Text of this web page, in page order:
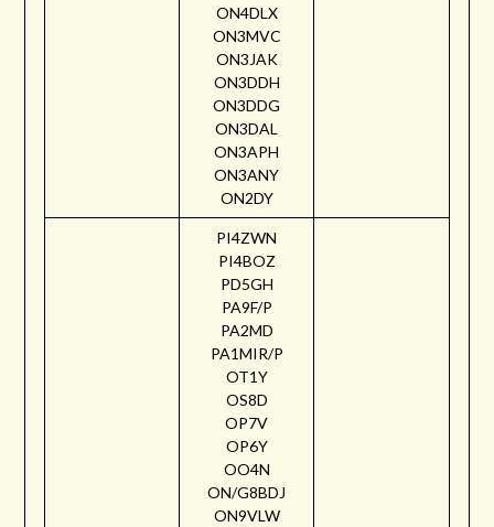
ON4DLX
ON3MVC
ON3JAK
ON3DDH
ON3DDG
ON3DAL
ON3APH
ON3ANY
ON2DY
PI4ZWN
PI4BOZ
PD5GH
PA9F/P
PA2MD
PA1MIR/P
OT1Y
OS8D
OP7V
OP6Y
OO4N
ON/G8BDJ
ON9VLW